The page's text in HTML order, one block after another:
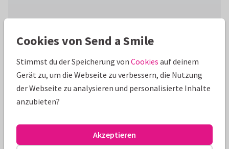
Einladung zur Geburtstagsparty mit festlichen Luftballons
und Elementen in glänzenden Silberdruck (wahlweise).
Alle Karten können nach Wunsch angepasst werden.
Geburtstagseinladungen Renee geeft vorm
Cookies von Send a Smile
Stimmst du der Speicherung von Cookies auf deinem
Gerät zu, um die Webseite zu verbessern, die Nutzung
der Webseite zu analysieren und personalisierte Inhalte
anzubieten?
Akzeptieren